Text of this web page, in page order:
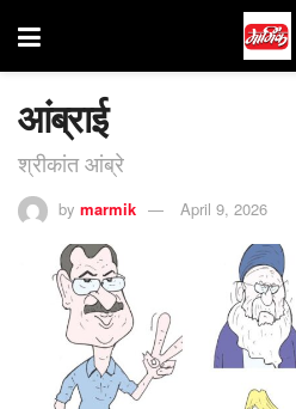
आंब्राई
श्रीकांत आंब्रे
by marmik April 9, 2026